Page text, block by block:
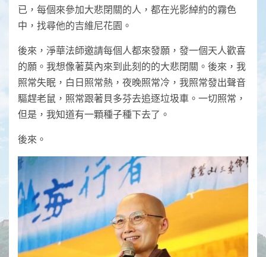
已，每個來參加大悲閉關的人，都在光影綽約的霧色
中，找尋他的吉維尼花園。
後來，淨華法師邀請每個人都來發願，發一個天人歡喜
的願。我想像著莫內來到此刻的的大悲閉關。後來，我
照常失眠，白日照常熱，夜晚照常冷，我照常發出聲音
驅趕老鼠，照常跟著貝多芬去追逐垃圾車。一切照常，
但是，我知道有一顆種子種下去了。
後來。